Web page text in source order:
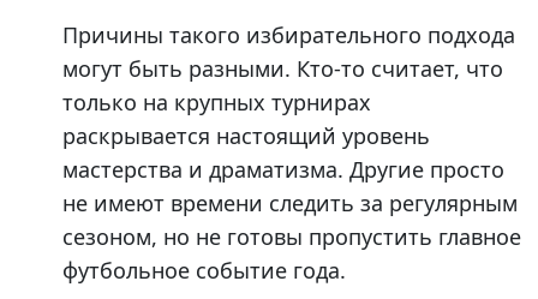
Причины такого избирательного подхода
могут быть разными. Кто-то считает, что
только на крупных турнирах
раскрывается настоящий уровень
мастерства и драматизма. Другие просто
не имеют времени следить за регулярным
сезоном, но не готовы пропустить главное
футбольное событие года.